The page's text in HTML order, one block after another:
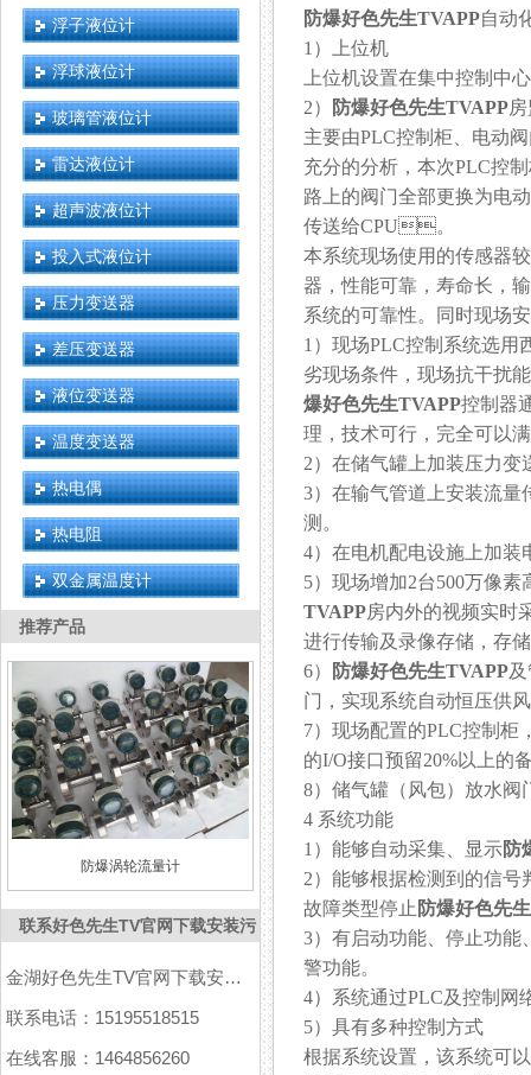
浮子液位计
浮球液位计
玻璃管液位计
雷达液位计
超声波液位计
投入式液位计
压力变送器
差压变送器
液位变送器
温度变送器
热电偶
热电阻
双金属温度计
推荐产品
防爆涡轮流量计
联系好色先生TV官网下载安装污
金湖好色先生TV官网下载安装污仪表有限公司
联系电话：15195518515
在线客服：1464856260
防爆好色先生TVAPP自动
1）上位机
上位机设置在集中控制中心
2）
防爆好色先生TVAPP
主要由PLC控制柜、电动
充分的分析，本次PLC
路上的阀门全部更换为电动
传送给CPU。
本系统现场使用的传感器较多
器，性能可靠，寿命长
系统的可靠性。同时现场
1）现场PLC控制系统选用
劣现场条件，现场抗干扰
爆好色先生TVAPP控制器
理，技术可行，完全可以
2）在储气罐上加装压力变送器
3）在输气管道上安装流量传感
测。
4）在电机配电设施上加装电
5）现场增加2台500万像素高
TVAPP房内外的视频实时采
进行传输及录像存储，存储
6）
防爆好色先生TVAPP及
门，实现系统自动恒压供风
7）现场配置的PLC控制柜
的I/O接口预留20%以上的备
8）储气罐（风包）放水阀门
4 系统功能
1）能够自动采集、显示防
2）能够根据检测到的信号
故障类型停止 防爆好色先
3）有启动功能、停止功能
警功能。
4）系统通过PLC及控制网络
5）具有多种控制方式
根据系统设置，该系统